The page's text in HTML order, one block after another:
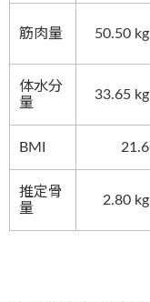
筋肉量 50.50 kg
体水分
量
33.65 kg
BMI 21.6
推定骨
量
2.80 kg